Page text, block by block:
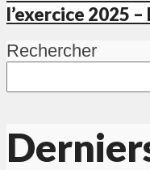
l’exercice 2025 –
Rechercher